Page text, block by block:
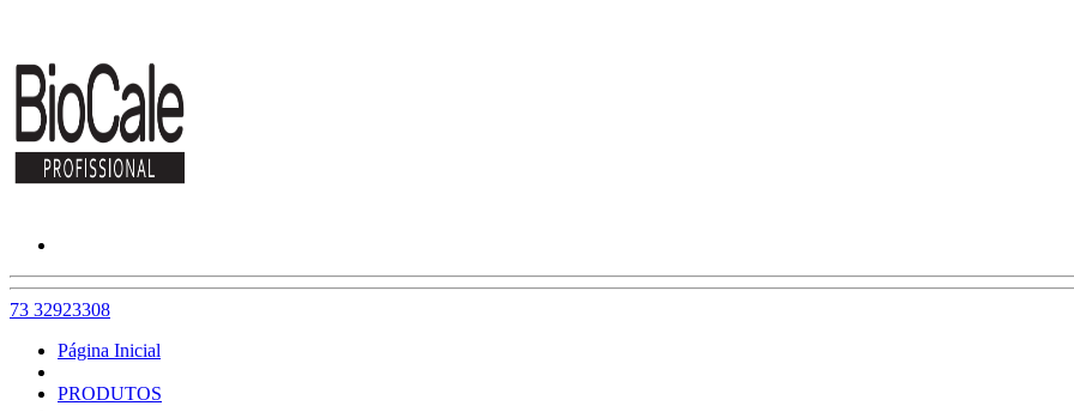
73 32923308
Página Inicial
PRODUTOS